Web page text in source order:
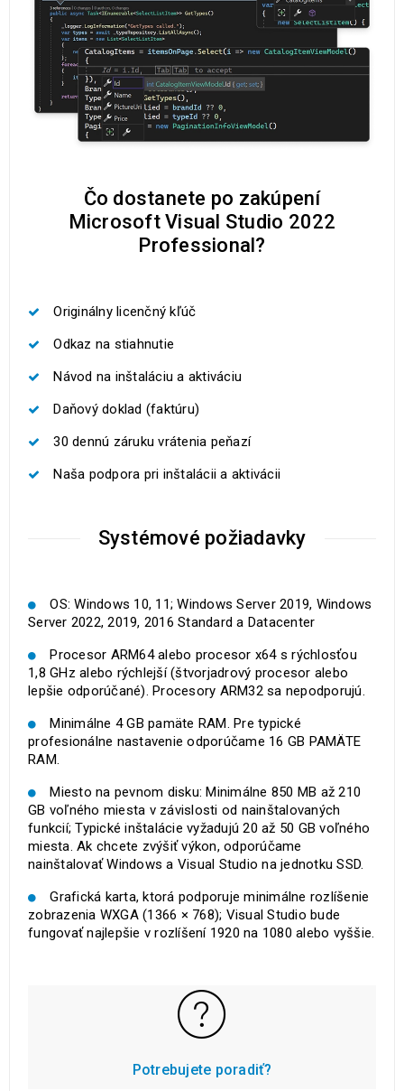
Čo dostanete po zakúpení
Microsoft Visual Studio 2022
Professional?
Originálny licenčný kľúč
Odkaz na stiahnutie
Návod na inštaláciu a aktiváciu
Daňový doklad (faktúru)
30 dennú záruku vrátenia peňazí
Naša podpora pri inštalácii a aktivácii
Systémové požiadavky
OS: Windows 10, 11; Windows Server 2019, Windows
Server 2022, 2019, 2016 Standard a Datacenter
Procesor ARM64 alebo procesor x64 s rýchlosťou
1,8 GHz alebo rýchlejší (štvorjadrový procesor alebo
lepšie odporúčané). Procesory ARM32 sa nepodporujú.
Minimálne 4 GB pamäte RAM. Pre typické
profesionálne nastavenie odporúčame 16 GB PAMÄTE
RAM.
Miesto na pevnom disku: Minimálne 850 MB až 210
GB voľného miesta v závislosti od nainštalovaných
funkcií; Typické inštalácie vyžadujú 20 až 50 GB voľného
miesta. Ak chcete zvýšiť výkon, odporúčame
nainštalovať Windows a Visual Studio na jednotku SSD.
Grafická karta, ktorá podporuje minimálne rozlíšenie
zobrazenia WXGA (1366 × 768); Visual Studio bude
fungovať najlepšie v rozlíšení 1920 na 1080 alebo vyššie.
Potrebujete poradiť?